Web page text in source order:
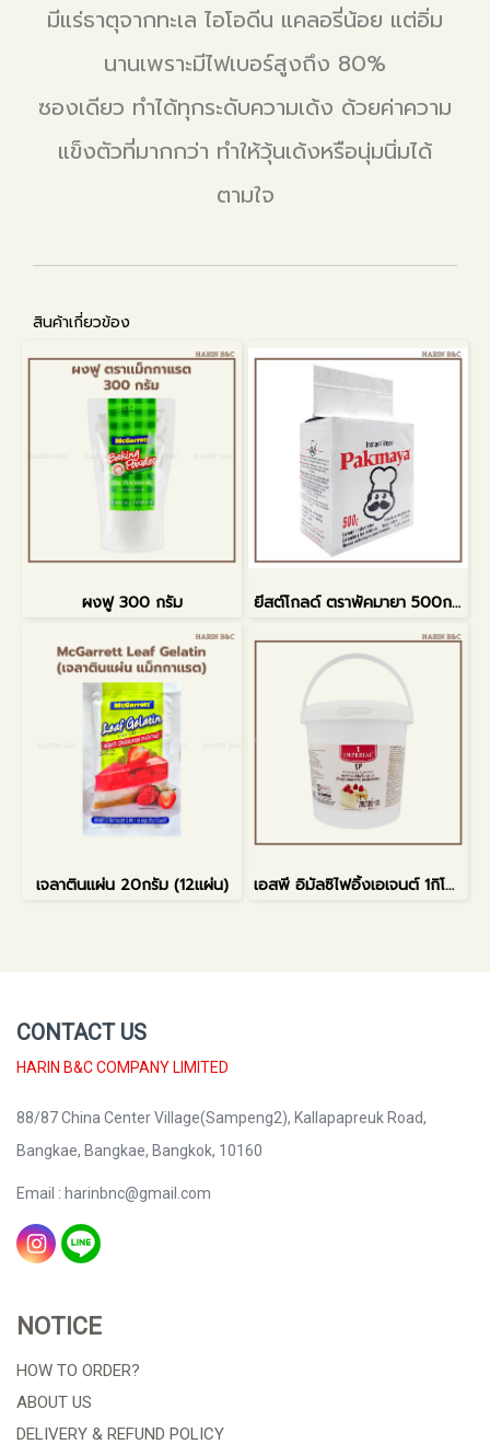
มีแร่ธาตุจากทะเล ไอโอดีน แคลอรี่น้อย แต่อิ่ม
นานเพราะมีไฟเบอร์สูงถึง 80%
ซองเดียว ทำได้ทุกระดับความเด้ง ด้วยค่าความ
แข็งตัวที่มากกว่า ทำให้วุ้นเด้งหรือนุ่มนิ่มได้
ตามใจ
สินค้าเกี่ยวข้อง
ผงฟู 300 กรัม ยีสต์โกลด์ ตราพัคมายา 500กรัม
เจลาตินแผ่น 20กรัม (12แผ่น) เอสพี อิมัลซิไฟอิ้งเอเจนต์ 1กิโลกรัม
CONTACT US
HARIN B&C COMPANY LIMITED
88/87 China Center Village(Sampeng2), Kallapapreuk Road,
Bangkae, Bangkae, Bangkok, 10160
Email : harinbnc@gmail.com
NOTICE
HOW TO ORDER?
ABOUT US
DELIVERY & REFUND POLICY